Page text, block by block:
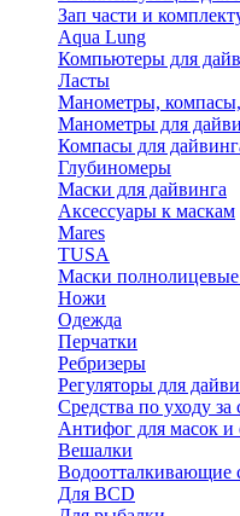
Зап части и
Aqua Lung
Компьютеры для
Ласты
Манометры,
Манометры для
Компасы для
Глубиномеры
Маски для дайвинга
Аксессуары к маскам
Mares
TUSA
Маски полнолицевые
Ножи
Одежда
Перчатки
Ребризеры
Регуляторы для
Средства по уходу
Антифог для масок и
Вешалки
Водоотталкивающие
Для BCD